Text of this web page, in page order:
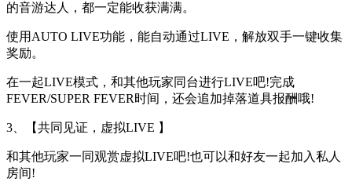
的音游达人，都一定能收获满满。
使用AUTO LIVE功能，能自动通过LIVE，解放双手一键收集
奖励。
在一起LIVE模式，和其他玩家同台进行LIVE吧!完成
FEVER/SUPER FEVER时间，还会追加掉落道具报酬哦!
3、【共同见证，虚拟LIVE 】
和其他玩家一同观赏虚拟LIVE吧!也可以和好友一起加入私人
房间!